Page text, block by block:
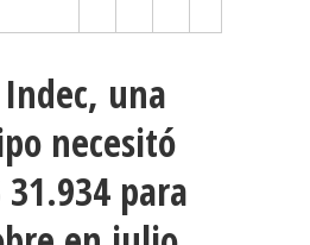
una
necesitó
para